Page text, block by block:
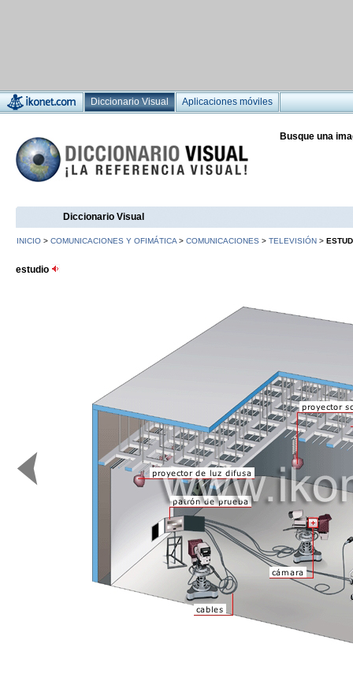
Diccionario Visual Aplicaciones móviles
Busque una
Diccionario Visual
INICIO > COMUNICACIONES Y OFIMÁTICA > COMUNICACIONES > TELEVISIÓN >
estudio